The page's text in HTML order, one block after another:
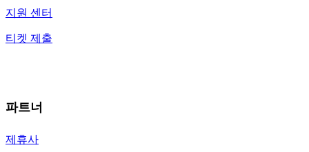
지원 센터
티켓 제출
파트너
제휴사